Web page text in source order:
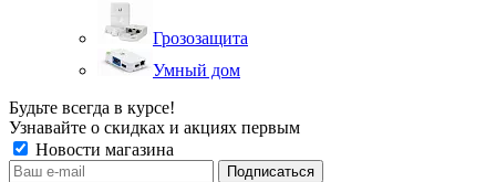
Грозозащита
Умный дом
Будьте всегда в курсе!
Узнавайте о скидках и акциях первым
Новости магазина